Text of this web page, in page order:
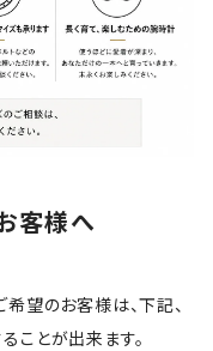
客様へ
希望のお客様は、下記、
ことが出来ます。